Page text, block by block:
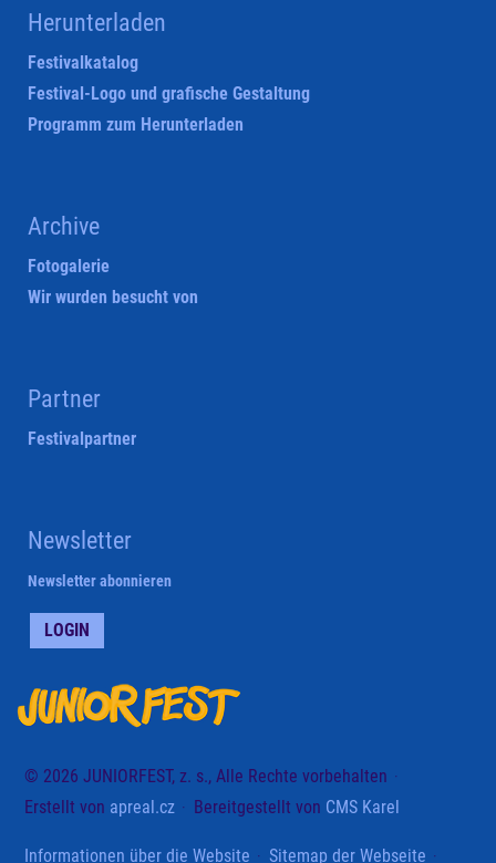
Herunterladen
Festivalkatalog
Festival-Logo und grafische Gestaltung
Programm zum Herunterladen
Archive
Fotogalerie
Wir wurden besucht von
Partner
Festivalpartner
Newsletter
Newsletter abonnieren
LOGIN
© 2026 JUNIORFEST, z. s., Alle Rechte vorbehalten
Erstellt von apreal.cz Bereitgestellt von CMS Karel
Informationen über die Website Sitemap der Webseite